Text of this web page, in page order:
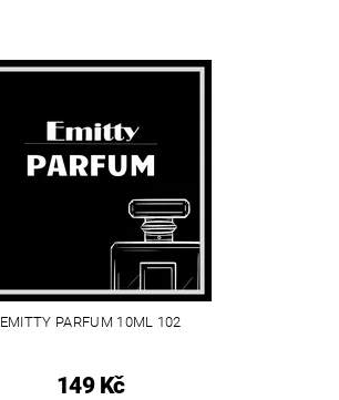
EMITTY PARFUM 10ML 102
149 Kč